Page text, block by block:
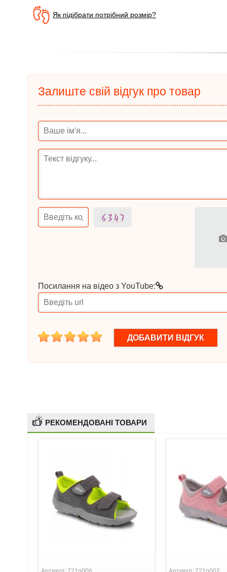
Як підібрати потрібний розмір?
Залиште свій відгук про товар
Посилання на відео з YouTube:
1 2 3 4 5
РЕКОМЕНДОВАНІ ТОВАРИ